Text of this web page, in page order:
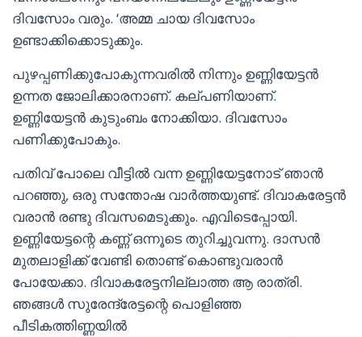
ദിവസോം വരും. ‘അമ്മ ചായ ദിവസോം
ഉണ്ടാക്കിക്കൊടുക്കും.
പുഴപ്പണിക്കുപോകുന്നവരിൽ നിന്നും ഉണ്ണിയേട്ടൻ
ഉന്നത ജോലിക്കാരനാണ്. കല്പണിയാണ്.
ഉണ്ണിയേട്ടൻ കുടുംബം നോക്കിയാ. ദിവസോം
പണിക്കുപോകും.
പതിവ് പോലെ വീട്ടിൽ വന്ന ഉണ്ണിയേട്ടനോട് ഞാൻ
പറഞ്ഞു, ഒരു സന്തോഷ വാർത്തയുണ്ട്. ദിവാകരേട്ടൻ
വരാൻ രണ്ടു ദിവസമെടുക്കും. എവിടെപ്പോയി.
ഉണ്ണിയേട്ടന്റെ കണ്ണ് ഒന്നൂടെ തുറിച്ചുവന്നു. ദാസൻ
മുതലാളിക്ക് വേണ്ടി തൊണ്ട് കൊണ്ടുവരാൻ
പോയേക്കാ. ദിവാകരേട്ടനില്ലാത്ത ആ രാത്രി.
ഞങ്ങൾ സുരേന്ദ്രേട്ടന്റെ പൊളിഞ്ഞ
പീടികത്തിണ്ണയിൽ